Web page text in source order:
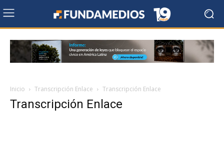
Inicio Transcripción Enlace Transcripción Enlace
Transcripción Enlace